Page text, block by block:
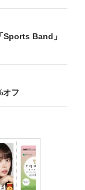
Sports Band」
オフ